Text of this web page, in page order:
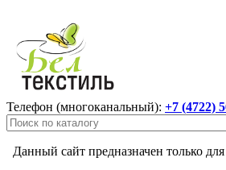
Телефон (многоканальный): +7 (4722)
Данный сайт предназначен только